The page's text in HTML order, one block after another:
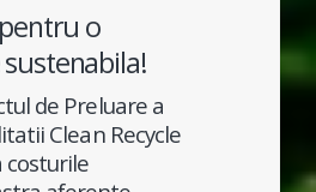
o
de Preluare a
Clean Recycle
costurile